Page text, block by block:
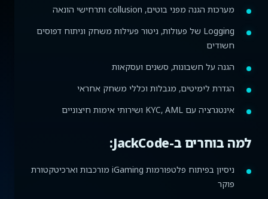
מערכות הגנה מפני בוטים, collusion ותרחישי הונאה
Logging של פעולות, ניטור פעילות משחק וניתוח דפוסים
חשודים
הגנה על חשבונות, סשנים ועסקאות
הגדרת לימיטים, מגבלות וכללי משחק אחראי
אינטגרציה עם KYC, AML ושירותי אימות חיצוניים
למה בוחרים ב-JackCode:
ניסיון בפיתוח פלטפורמות iGaming מורכבות וארכיטקטורת
פוקר